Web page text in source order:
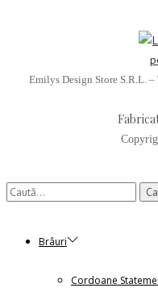
Emilys Design Store S.R.L.
Caută:
Brâuri
Cordoane